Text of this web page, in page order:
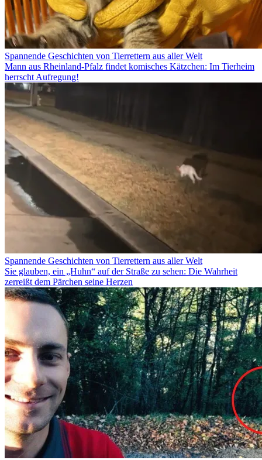
Spannende Geschichten von Tierrettern aus aller Welt
Mann aus Rheinland-Pfalz findet komisches Kätzchen: Im Tierheim
herrscht Aufregung!
Spannende Geschichten von Tierrettern aus aller Welt
Sie glauben, ein „Huhn“ auf der Straße zu sehen: Die Wahrheit
zerreißt dem Pärchen seine Herzen